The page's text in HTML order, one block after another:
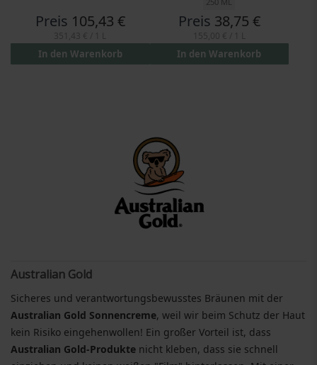
Preis 105,43 €
In den Warenkorb
Preis 38,75 €
In den Warenkorb
Australian Gold
Sicheres und verantwortungsbewusstes Bräunen mit der
Australian Gold Sonnencreme, weil wir beim Schutz der Haut
kein Risiko eingehenwollen! Ein großer Vorteil ist, dass
Australian Gold-Produkte nicht kleben, dass sie schnell